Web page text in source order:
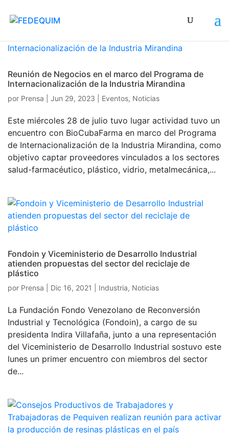
Reunión de Negocios en el marco del Programa de
Internacionalización de la Industria Mirandina
por Prensa Jun 29, 2023 Eventos, Noticias
Este miércoles 28 de julio tuvo lugar actividad tuvo un
encuentro con BioCubaFarma en marco del Programa
de Internacionalización de la Industria Mirandina, como
objetivo captar proveedores vinculados a los sectores
salud-farmacéutico, plástico, vidrio, metalmecánica,...
Fondoin y Viceministerio de Desarrollo Industrial
atienden propuestas del sector del reciclaje de
plástico
por Prensa Dic 16, 2021 Industria, Noticias
La Fundación Fondo Venezolano de Reconversión
Industrial y Tecnológica (Fondoin), a cargo de su
presidenta Indira Villafaña, junto a una representación
del Viceministerio de Desarrollo Industrial sostuvo este
lunes un primer encuentro con miembros del sector
de...